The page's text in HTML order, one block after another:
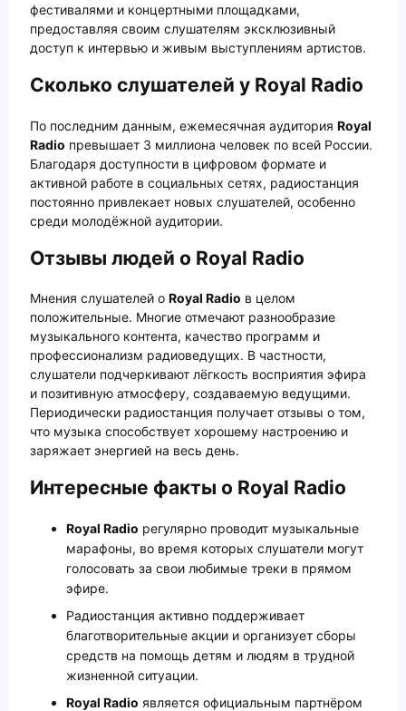
фестивалями и концертными площадками,
предоставляя своим слушателям эксклюзивный
доступ к интервью и живым выступлениям артистов.
Сколько слушателей у Royal Radio
По последним данным, ежемесячная аудитория Royal
Radio превышает 3 миллиона человек по всей России.
Благодаря доступности в цифровом формате и
активной работе в социальных сетях, радиостанция
постоянно привлекает новых слушателей, особенно
среди молодёжной аудитории.
Отзывы людей о Royal Radio
Мнения слушателей о Royal Radio в целом
положительные. Многие отмечают разнообразие
музыкального контента, качество программ и
профессионализм радиоведущих. В частности,
слушатели подчеркивают лёгкость восприятия эфира
и позитивную атмосферу, создаваемую ведущими.
Периодически радиостанция получает отзывы о том,
что музыка способствует хорошему настроению и
заряжает энергией на весь день.
Интересные факты о Royal Radio
Royal Radio регулярно проводит музыкальные
марафоны, во время которых слушатели могут
голосовать за свои любимые треки в прямом
эфире.
Радиостанция активно поддерживает
благотворительные акции и организует сборы
средств на помощь детям и людям в трудной
жизненной ситуации.
Royal Radio является официальным партнёром